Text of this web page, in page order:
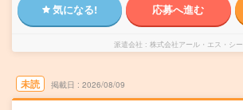
気になる! 応募へ進む
派遣会社 株式会社アール・エス・シー
未読 掲載日 2026/08/09